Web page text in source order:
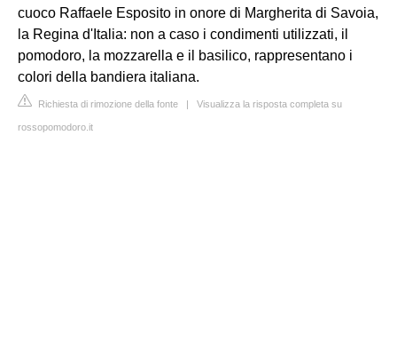
cuoco Raffaele Esposito in onore di Margherita di Savoia,
la Regina d'Italia: non a caso i condimenti utilizzati, il
pomodoro, la mozzarella e il basilico, rappresentano i
colori della bandiera italiana.
Richiesta di rimozione della fonte | Visualizza la risposta completa su
rossopomodoro.it